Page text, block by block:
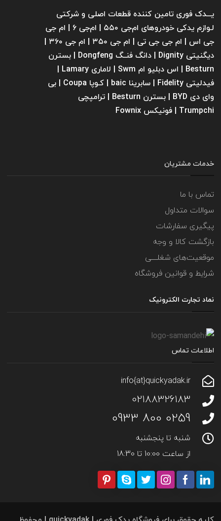
یـــدک فوری تامین کننده قطعات اصلی و شرکتی
لـوازم یدکی خودروهای ام‌جی ۵۵۰ | ام‌جی ۶ | ام جی
دیگنیتی Dignity | دانگ فنــگ Dongfeng | بسترن
فیدلیتی Fidelity | سابرینا ‌baic | کـوپا Coupa | بی
وای دی BYD | بسترن Besturn | ترامپچی
Trumpchi | فونیکس Fownix
خدمات مشتریان
تماس با ما
سوالات متداول
پیگیری سفارشات
بازگشت کالا و وجه
موقعیت‌های شغلــــی
شرایط و قوانین فروشگاه
نماد تجارت الکترونیک
اطلاعات تماس
info{at}quickyadak.ir
02188326183
0259 800 0933
شنبه تا پنجشنبه
از ساعت 10:00 تا 18:30